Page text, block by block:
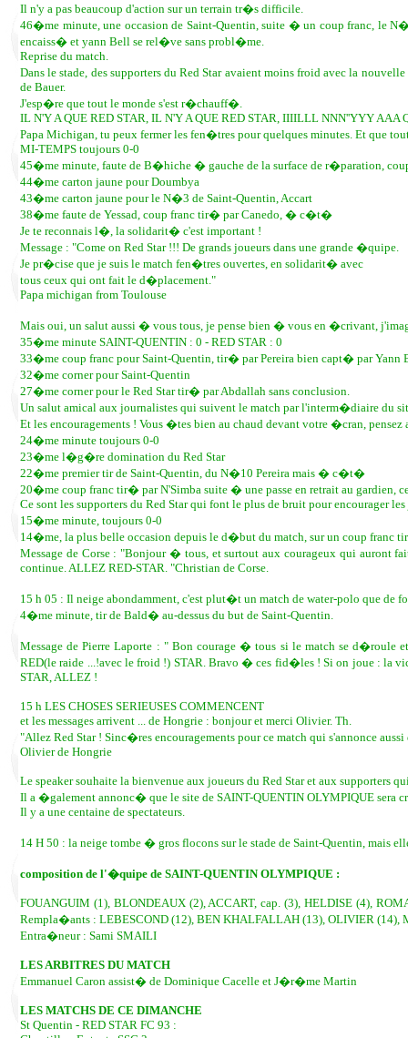
Il n'y a pas beaucoup d'action sur un terrain tr�s difficile.
46�me minute, une occasion de Saint-Quentin, suite � un coup franc, le
encaiss� et yann Bell se rel�ve sans probl�me.
Reprise du match.
Dans le stade, des supporters du Red Star avaient moins froid avec la
de Bauer.
J'esp�re que tout le monde s'est r�chauff�.
IL N'Y A QUE RED STAR, IL N'Y A QUE RED STAR, IIIILLL NNN''YYY AAA
Papa Michigan, tu peux fermer les fen�tres pour quelques minutes. Et que
MI-TEMPS toujours 0-0
45�me minute, faute de B�hiche � gauche de la surface de r�paration,
44�me carton jaune pour Doumbya
43�me carton jaune pour le N�3 de Saint-Quentin, Accart
38�me faute de Yessad, coup franc tir� par Canedo, � c�t�
Je te reconnais l�, la solidarit� c'est important !
Message : "Come on Red Star !!! De grands joueurs dans une grande �quipe.
Je pr�cise que je suis le match fen�tres ouvertes, en solidarit� avec
tous ceux qui ont fait le d�placement."
Papa michigan from Toulouse
Mais oui, un salut aussi � vous tous, je pense bien � vous en �crivant,
35�me minute SAINT-QUENTIN : 0 - RED STAR : 0
33�me coup franc pour Saint-Quentin, tir� par Pereira bien capt� par Yann
32�me corner pour Saint-Quentin
27�me corner pour le Red Star tir� par Abdallah sans conclusion.
Un salut amical aux journalistes qui suivent le match par l'interm�diaire du
Et les encouragements ! Vous �tes bien au chaud devant votre �cran, pensez
24�me minute toujours 0-0
23�me l�g�re domination du Red Star
22�me premier tir de Saint-Quentin, du N�10 Pereira mais � c�t�
20�me coup franc tir� par N'Simba suite � une passe en retrait au gardien,
Ce sont les supporters du Red Star qui font le plus de bruit pour encourager
15�me minute, toujours 0-0
14�me, la plus belle occasion depuis le d�but du match, sur un coup franc
Message de Corse : "Bonjour � tous, et surtout aux courageux qui
continue. ALLEZ RED-STAR. "Christian de Corse.
15 h 05 : Il neige abondamment, c'est plut�t un match de water-polo que de
4�me minute, tir de Bald� au-dessus du but de Saint-Quentin.
Message de Pierre Laporte : " Bon courage � tous si le match se
RED(le raide ...!avec le froid !) STAR. Bravo � ces fid�les ! Si on joue : la
STAR, ALLEZ !
15 h LES CHOSES SERIEUSES COMMENCENT
et les messages arrivent ... de Hongrie : bonjour et merci Olivier. Th.
"Allez Red Star ! Sinc�res encouragements pour ce match qui s'annonce
Olivier de Hongrie
Le speaker souhaite la bienvenue aux joueurs du Red Star et aux supporters
Il a �galement annonc� que le site de SAINT-QUENTIN OLYMPIQUE sera
Il y a une centaine de spectateurs.
14 H 50 : la neige tombe � gros flocons sur le stade de Saint-Quentin, mais
composition de l'�quipe de SAINT-QUENTIN OLYMPIQUE :
FOUANGUIM (1), BLONDEAUX (2), ACCART, cap. (3), HELDISE (4),
Rempla�ants : LEBESCOND (12), BEN KHALFALLAH (13), OLIVIER (14),
Entra�neur : Sami SMAILI
LES ARBITRES DU MATCH
Emmanuel Caron assist� de Dominique Cacelle et J�r�me Martin
LES MATCHS DE CE DIMANCHE
St Quentin - RED STAR FC 93 :